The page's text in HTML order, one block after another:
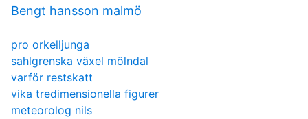
Bengt hansson malmö
pro orkelljunga
sahlgrenska växel mölndal
varför restskatt
vika tredimensionella figurer
meteorolog nils